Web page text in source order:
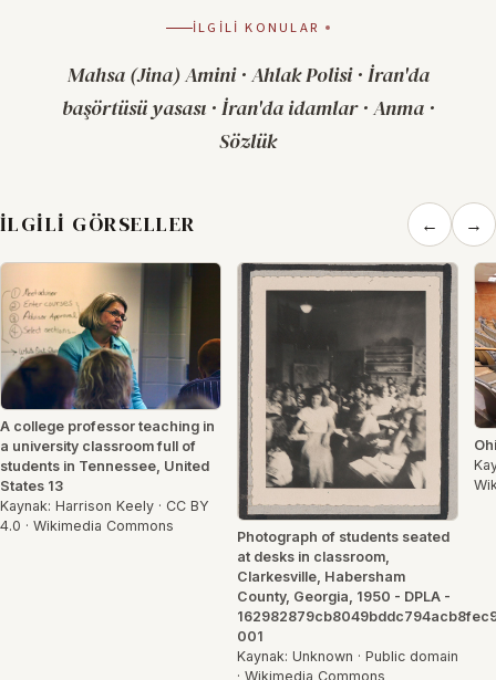
İLGILI KONULAR
Mahsa (Jina) Amini· Ahlak Polisi· İran'da
başörtüsü yasası· İran'da idamlar· Anma·
Sözlük
İLGILI GÖRSELLER ← →
A college professor teaching in
a university classroom full of
students in Tennessee, United
States 13
Kaynak: Harrison Keely · CC BY
4.0 · Wikimedia Commons
Photograph of students seated
at desks in classroom,
Clarkesville, Habersham
County, Georgia, 1950 - DPLA -
001
Kaynak: Unknown · Public domain
· Wikimedia Commons